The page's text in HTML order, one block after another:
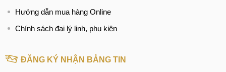
Hướng dẫn mua hàng Online
Chính sách đại lý linh, phụ kiện
ĐĂNG KÝ NHẬN BẢNG TIN